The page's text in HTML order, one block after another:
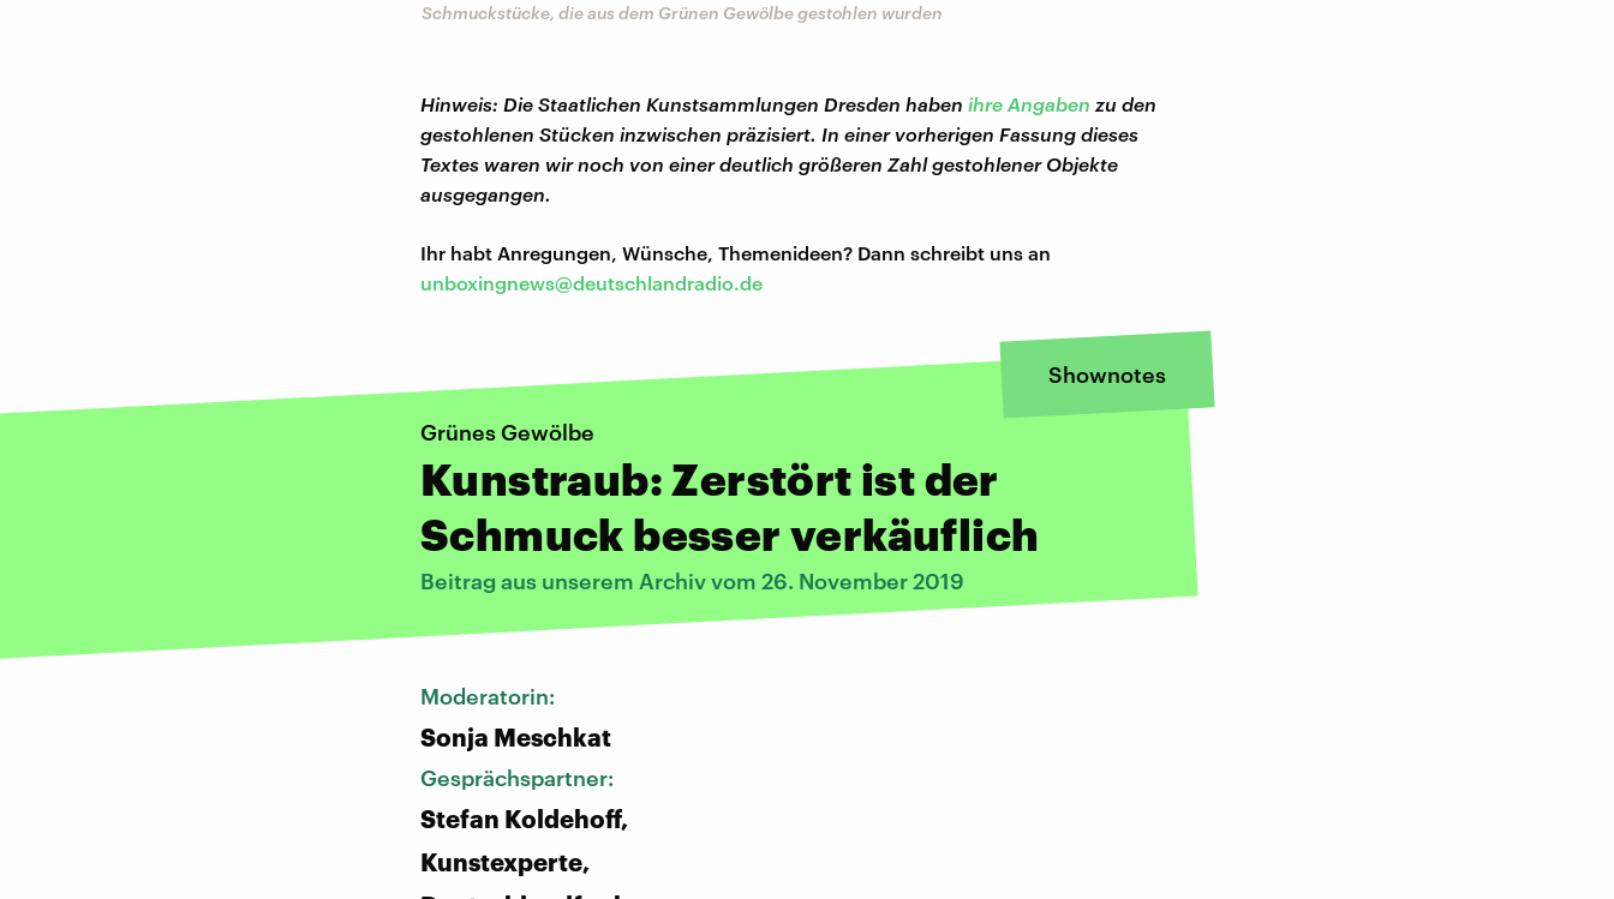
Schmuckstücke, die aus dem Grünen Gewölbe gestohlen wurden
Hinweis: Die Staatlichen Kunstsammlungen Dresden haben ihre Angaben zu den
gestohlenen Stücken inzwischen präzisiert. In einer vorherigen Fassung dieses
Textes waren wir noch von einer deutlich größeren Zahl gestohlener Objekte
ausgegangen.
Ihr habt Anregungen, Wünsche, Themenideen? Dann schreibt uns an
unboxingnews@deutschlandradio.de
Shownotes
Grünes Gewölbe
Kunstraub: Zerstört ist der
Schmuck besser verkäuflich
Beitrag aus unserem Archiv vom 26. November 2019
Moderatorin:
Sonja Meschkat
Gesprächspartner:
Stefan Koldehoff,
Kunstexperte,